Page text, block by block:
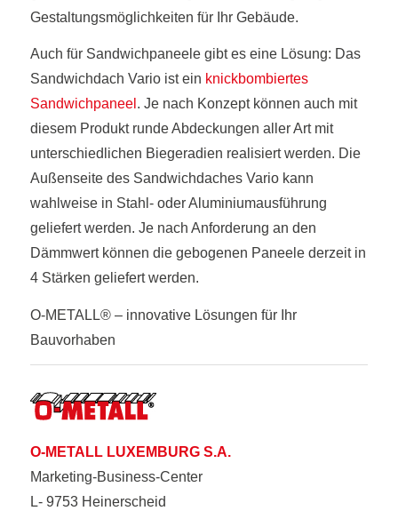
Gestaltungsmöglichkeiten für Ihr Gebäude.
Auch für Sandwichpaneele gibt es eine Lösung: Das
Sandwichdach Vario ist ein knickbombiertes
Sandwichpaneel . Je nach Konzept können auch mit
diesem Produkt runde Abdeckungen aller Art mit
unterschiedlichen Biegeradien realisiert werden. Die
Außenseite des Sandwichdaches Vario kann
wahlweise in Stahl- oder Aluminiumausführung
geliefert werden. Je nach Anforderung an den
Dämmwert können die gebogenen Paneele derzeit in
4 Stärken geliefert werden.
O-METALL® – innovative Lösungen für Ihr
Bauvorhaben
O-METALL LUXEMBURG S.A.
Marketing-Business-Center
L- 9753 Heinerscheid